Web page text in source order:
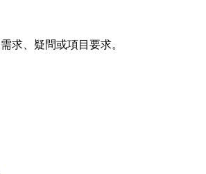
求、疑問或項目要求。